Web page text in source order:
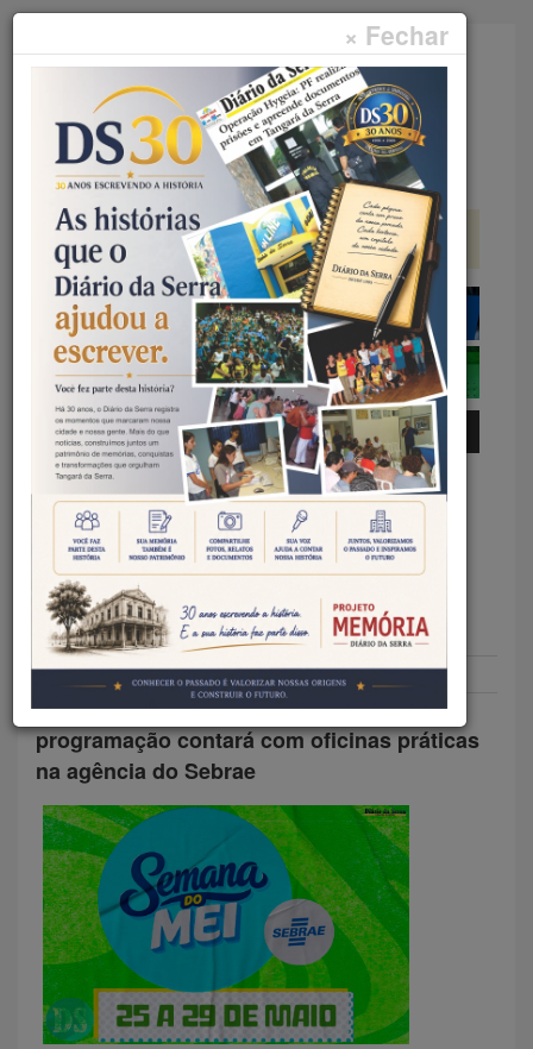
× Fechar
Faça sua pesquisa...
Menu
Início Geral
2ª EDIÇÃO – SEMANA DO MEI
INICIA NESTA SEGUNDA COM
MUTIRÃO DE ATENDIMENTO
Redação DS 25/05/2026 Geral
Além do atendimento presencial, a
programação contará com oficinas práticas
na agência do Sebrae